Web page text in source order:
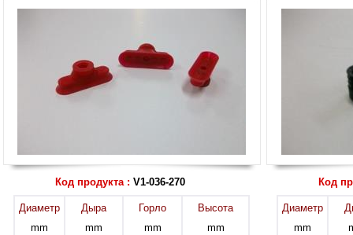
Код продукта : V1-036-270
Диаметр
mm
Дыра
mm
Горло
mm
Высота
mm
Код
Диаметр
mm